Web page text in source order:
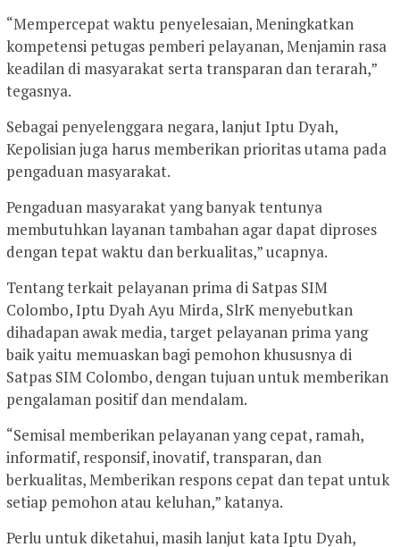
“Mempercepat waktu penyelesaian, Meningkatkan
kompetensi petugas pemberi pelayanan, Menjamin rasa
keadilan di masyarakat serta transparan dan terarah,”
tegasnya.
Sebagai penyelenggara negara, lanjut Iptu Dyah,
Kepolisian juga harus memberikan prioritas utama pada
pengaduan masyarakat.
Pengaduan masyarakat yang banyak tentunya
membutuhkan layanan tambahan agar dapat diproses
dengan tepat waktu dan berkualitas,” ucapnya.
Tentang terkait pelayanan prima di Satpas SIM
Colombo, Iptu Dyah Ayu Mirda, SlrK menyebutkan
dihadapan awak media, target pelayanan prima yang
baik yaitu memuaskan bagi pemohon khususnya di
Satpas SIM Colombo, dengan tujuan untuk memberikan
pengalaman positif dan mendalam.
“Semisal memberikan pelayanan yang cepat, ramah,
informatif, responsif, inovatif, transparan, dan
berkualitas, Memberikan respons cepat dan tepat untuk
setiap pemohon atau keluhan,” katanya.
Perlu untuk diketahui, masih lanjut kata Iptu Dyah,